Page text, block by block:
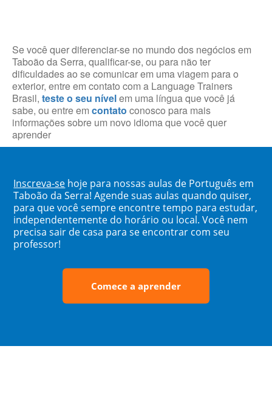
Se você quer diferenciar-se no mundo dos negócios em
Taboão da Serra, qualificar-se, ou para não ter
dificuldades ao se comunicar em uma viagem para o
exterior, entre em contato com a Language Trainers
Brasil, teste o seu nívelem uma língua que você já
sabe, ou entre em contato conosco para mais
informações sobre um novo idioma que você quer
aprender
Inscreva-se hoje para nossas aulas de Português em
Taboão da Serra! Agende suas aulas quando quiser,
para que você sempre encontre tempo para estudar,
independentemente do horário ou local. Você nem
precisa sair de casa para se encontrar com seu
professor!
Comece a aprender